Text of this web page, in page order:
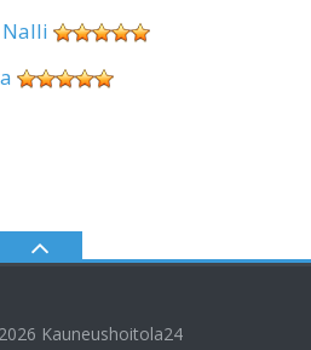
Kauneushoitola24